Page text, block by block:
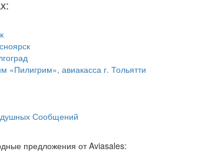
«Пилигрим», авиакасса г. Тольятти
Сообщений
предложения от Aviasales: